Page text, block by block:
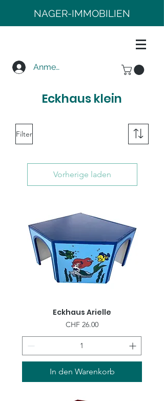
NAGER-IMMOBILIEN
Anmelden
Eckhaus klein
Filter
Vorherige laden
Eckhaus Arielle
Preis
CHF 26.00
In den Warenkorb